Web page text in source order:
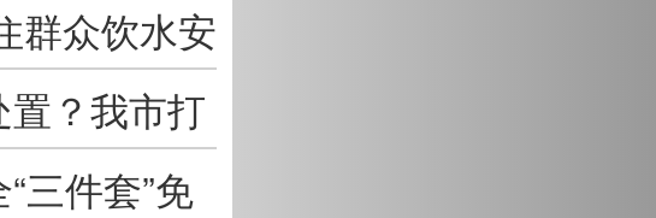
群众饮水安
？我市打
三件套”免